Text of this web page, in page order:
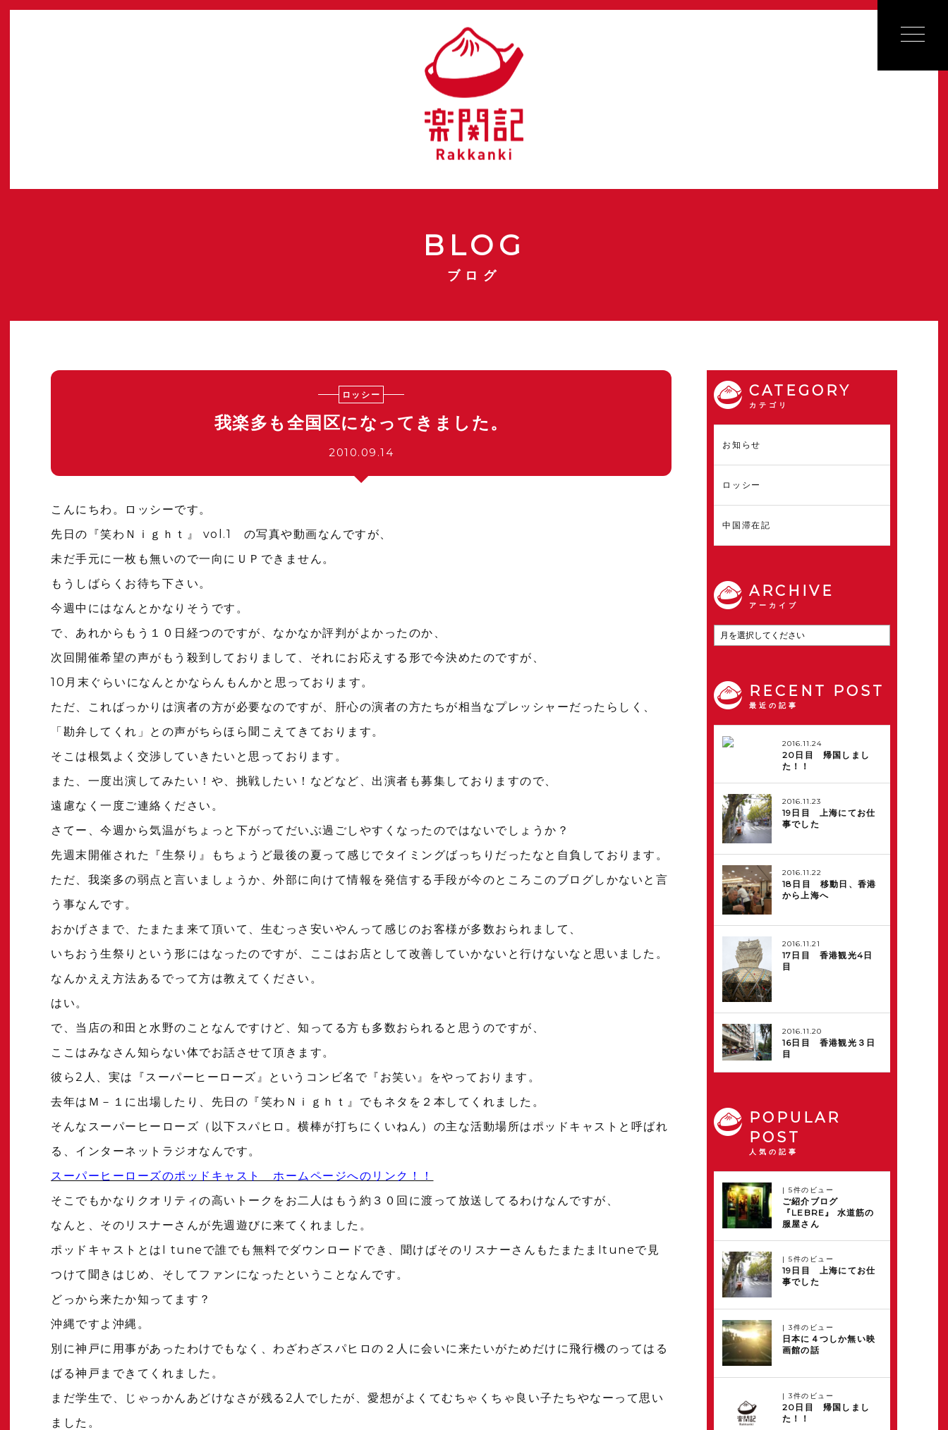
BLOG
ブログ
ロッシー
我楽多も全国区になってきました。
2010.09.14
こんにちわ。ロッシーです。
先日の『笑わＮｉｇｈｔ』 vol.1 の写真や動画なんですが、
未だ手元に一枚も無いので一向にＵＰできません。
もうしばらくお待ち下さい。
今週中にはなんとかなりそうです。
で、あれからもう１０日経つのですが、なかなか評判がよかったのか、
次回開催希望の声がもう殺到しておりまして、それにお応えする形で今決めたのですが、
10月末ぐらいになんとかならんもんかと思っております。
ただ、こればっかりは演者の方が必要なのですが、肝心の演者の方たちが相当なプレッシャーだったらしく、
「勘弁してくれ」との声がちらほら聞こえてきております。
そこは根気よく交渉していきたいと思っております。
また、一度出演してみたい！や、挑戦したい！などなど、出演者も募集しておりますので、
遠慮なく一度ご連絡ください。
さてー、今週から気温がちょっと下がってだいぶ過ごしやすくなったのではないでしょうか？
先週末開催された『生祭り』もちょうど最後の夏って感じでタイミングばっちりだったなと自負しております。
ただ、我楽多の弱点と言いましょうか、外部に向けて情報を発信する手段が今のところこのブログしかないと言
う事なんです。
おかげさまで、たまたま来て頂いて、生むっさ安いやんって感じのお客様が多数おられまして、
いちおう生祭りという形にはなったのですが、ここはお店として改善していかないと行けないなと思いました。
なんかええ方法あるでって方は教えてください。
はい。
で、当店の和田と水野のことなんですけど、知ってる方も多数おられると思うのですが、
ここはみなさん知らない体でお話させて頂きます。
彼ら2人、実は『スーパーヒーローズ』というコンビ名で『お笑い』をやっております。
去年はＭ－１に出場したり、先日の『笑わＮｉｇｈｔ』でもネタを２本してくれました。
そんなスーパーヒーローズ（以下スパヒロ。横棒が打ちにくいねん）の主な活動場所はポッドキャストと呼ばれ
る、インターネットラジオなんです。
スーパーヒーローズのポッドキャスト ホームページへのリンク！！
そこでもかなりクオリティの高いトークをお二人はもう約３０回に渡って放送してるわけなんですが、
なんと、そのリスナーさんが先週遊びに来てくれました。
ポッドキャストとはI tuneで誰でも無料でダウンロードでき、聞けばそのリスナーさんもたまたまItuneで見
つけて聞きはじめ、そしてファンになったということなんです。
どっから来たか知ってます？
沖縄ですよ沖縄。
別に神戸に用事があったわけでもなく、わざわざスパヒロの２人に会いに来たいがためだけに飛行機のってはる
ばる神戸まできてくれました。
まだ学生で、じゃっかんあどけなさが残る2人でしたが、愛想がよくてむちゃくちゃ良い子たちやなーって思い
ました。
CATEGORY
カテゴリ
お知らせ
ロッシー
中国滞在記
ARCHIVE
アーカイブ
RECENT POST
最近の記事
2016.11.24
20日目 帰国しまし
た！！
2016.11.23
19日目 上海にてお仕
事でした
2016.11.22
18日目 移動日、香港
から上海へ
2016.11.21
17日目 香港観光4日
目
2016.11.20
16日目 香港観光３日
目
POPULAR
POST
人気の記事
| 5件のビュー
ご紹介ブログ
『LEBRE』 水道筋の
服屋さん
| 5件のビュー
19日目 上海にてお仕
事でした
| 3件のビュー
日本に４つしか無い映
画館の話
| 3件のビュー
20日目 帰国しまし
た！！